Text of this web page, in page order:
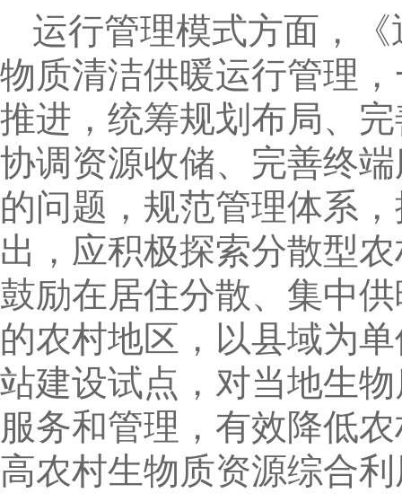
运行管理模式方面，
物质清洁供暖运行管理
推进，统筹规划布局、
协调资源收储、完善终
的问题，规范管理体系
出，应积极探索分散型
鼓励在居住分散、集中
的农村地区，以县域为
站建设试点，对当地生
服务和管理，有效降低
高农村生物质资源综合